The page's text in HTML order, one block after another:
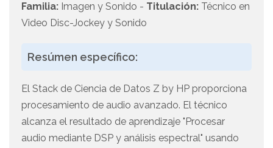
Familia: Imagen y Sonido - Titulación: Técnico en
Video Disc-Jockey y Sonido
Resúmen específico:
El Stack de Ciencia de Datos Z by HP proporciona
procesamiento de audio avanzado. El técnico
alcanza el resultado de aprendizaje "Procesar
audio mediante DSP y análisis espectral" usando